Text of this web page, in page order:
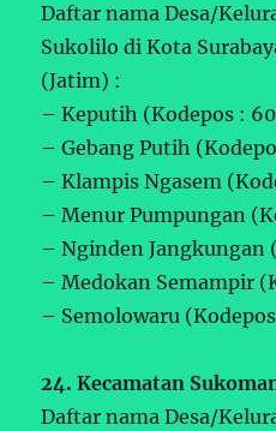
Daftar nama Desa/
Sukolilo di Kota
(Jatim) :
– Keputih (Kodepos :
– Gebang Putih
– Klampis Ngasem
– Menur Pumpungan
– Nginden Jangkungan
– Medokan Semampir
– Semolowaru
24. Kecamatan
Daftar nama Desa/